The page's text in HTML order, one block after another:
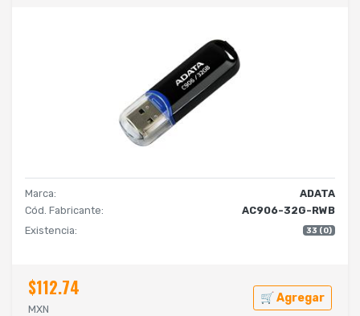
Marca:
ADATA
Cód. Fabricante:
AC906-32G-RWB
Existencia:
33 (0)
$112.74
MXN
🛒 Agregar